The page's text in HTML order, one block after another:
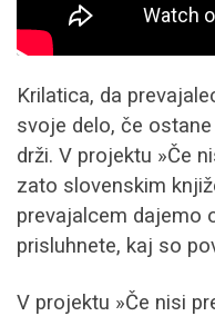
Krilatica, da
svoje delo, če
drži. V projektu »Če
zato slovenskim
prevajalcem dajemo
prisluhnete, kaj so
V projektu »Če nisi